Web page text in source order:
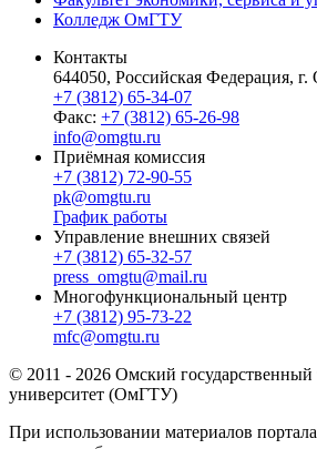
Колледж ОмГТУ
Контакты
644050, Российская Федерация,
+7 (3812) 65-34-07
Факс: +7 (3812) 65-26-98
info@omgtu.ru
Приёмная комиссия
+7 (3812) 72-90-55
pk@omgtu.ru
График работы
Управление внешних связей
+7 (3812) 65-32-57
press_omgtu@mail.ru
Многофункциональный центр
+7 (3812) 95-73-22
mfc@omgtu.ru
© 2011 - 2026 Омский государственный
университет (ОмГТУ)
При использовании материалов